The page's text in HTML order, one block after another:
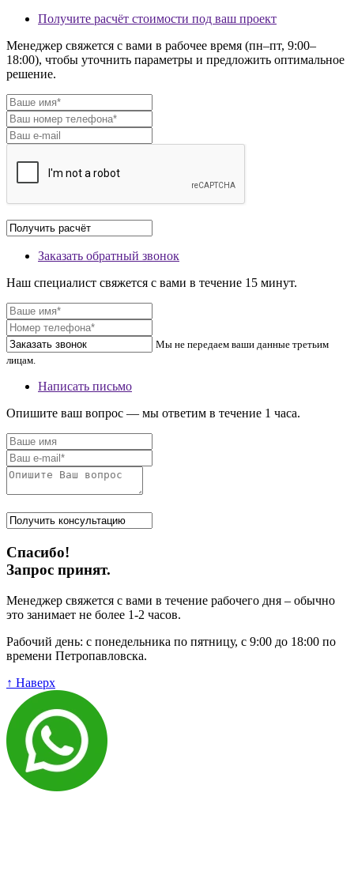
Получите расчёт стоимости под ваш проект
Менеджер свяжется с вами в рабочее время (пн–пт, 9:00–
18:00), чтобы уточнить параметры и предложить оптимальное
решение.
Заказать обратный звонок
Наш специалист свяжется с вами в течение 15 минут.
Мы не передаем ваши данные третьим
лицам.
Написать письмо
Опишите ваш вопрос — мы ответим в течение 1 часа.
Спасибо!
Запрос принят.
Менеджер свяжется с вами в течение рабочего дня – обычно
это занимает не более 1-2 часов.
Рабочий день: с понедельника по пятницу, с 9:00 до 18:00 по
времени Петропавловска.
↑ Наверх